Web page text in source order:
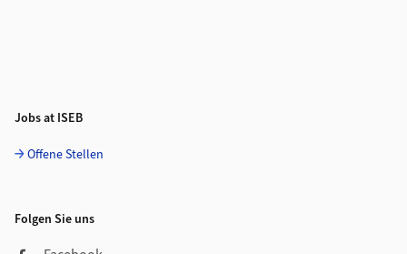
Jobs at ISEB
Offene Stellen
Folgen Sie uns